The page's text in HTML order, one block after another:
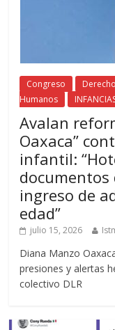
Congreso
Humanos
Avalan
Oaxaca”
infantil:
documentos
ingreso de
edad”
julio 15, 2026
Diana Manzo
presiones y alertas
colectivo DLR